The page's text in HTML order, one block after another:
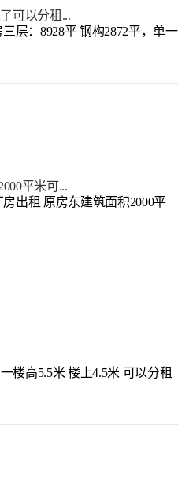
可以分租...
层：8928平 钢构2872平，单一
平米可...
出租 原房东建筑面积2000平
楼高5.5米 楼上4.5米 可以分租